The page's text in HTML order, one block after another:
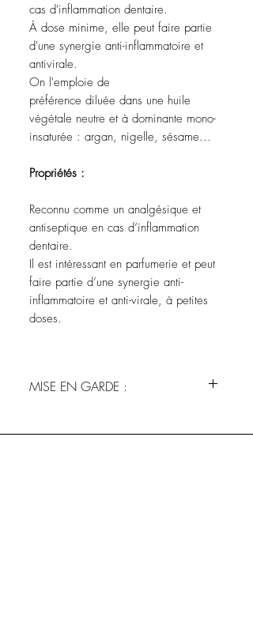
cas d'inflammation dentaire.
À dose minime, elle peut faire partie
d'une synergie anti-inflammatoire et
antivirale.
On l'emploie de
préférence diluée dans une huile
végétale neutre et à dominante mono-
insaturée : argan, nigelle, sésame...
Propriétés :
Reconnu comme un analgésique et
antiseptique en cas d’inflammation
dentaire.
Il est intéressant en parfumerie et peut
faire partie d’une synergie anti-
inflammatoire et anti-virale, à petites
doses.
MISE EN GARDE :
Garder hors de la portée des enfants, de